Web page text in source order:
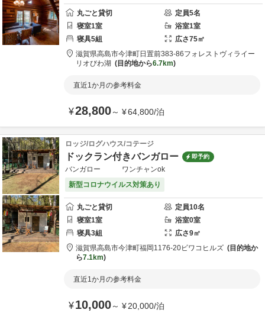
丸ごと貸切 定員5名
寝室1室 浴室1室
寝具5組 広さ75㎡
滋賀県高島市今津町日置前383-86フォレストヴィライー
リオびわ湖
目的地から6.7km
直近1か月の参考料金
¥28,800～ ¥64,800/泊
ロッジ/ログハウス/コテージ
ドックラン付きバンガロー 即予約
バンガロー ワンチャンok
新型コロナウイルス対策あり
丸ごと貸切 定員10名
寝室1室 浴室0室
寝具3組 広さ9㎡
滋賀県高島市今津町福岡1176-20ビワコヒルズ
目的地か
ら7.1km
直近1か月の参考料金
¥10,000～ ¥20,000/泊